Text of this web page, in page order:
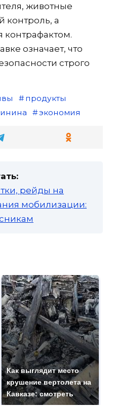
животные
а
контрафактом.
означает, что
строго
продукты
экономия
рейды на
мобилизации:
Как выглядит место
крушение вертолета на
Кавказе: смотреть